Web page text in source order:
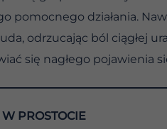
pomocnego działania.
odrzucając ból ciągłej
się nagłego pojawienia
PROSTOCIE